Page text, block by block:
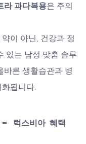
라 과다복용은 주의
이 아닌, 건강과 정
있는 남성 맞춤 솔루
바른 생활습관과 병
됩니다.
– 럭스비아 혜택